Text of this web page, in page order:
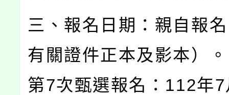
三、報名日期：親自報
有關證件正本及影本）。
第7次甄選報名：112年